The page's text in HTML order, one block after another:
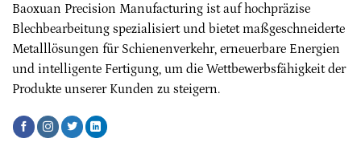
Baoxuan Precision Manufacturing ist auf hochpräzise
Blechbearbeitung spezialisiert und bietet maßgeschneiderte
Metalllösungen für Schienenverkehr, erneuerbare Energien
und intelligente Fertigung, um die Wettbewerbsfähigkeit der
Produkte unserer Kunden zu steigern.